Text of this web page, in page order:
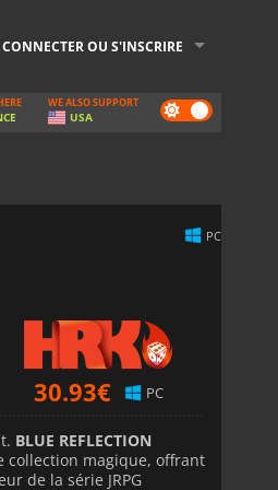
CONNECTER OU S'INSCRIRE
Dark
mode
WE ALSO SUPPORT
USA
PC
30.93€ PC
BLUE REFLECTION
collection magique, offrant
de la série JRPG